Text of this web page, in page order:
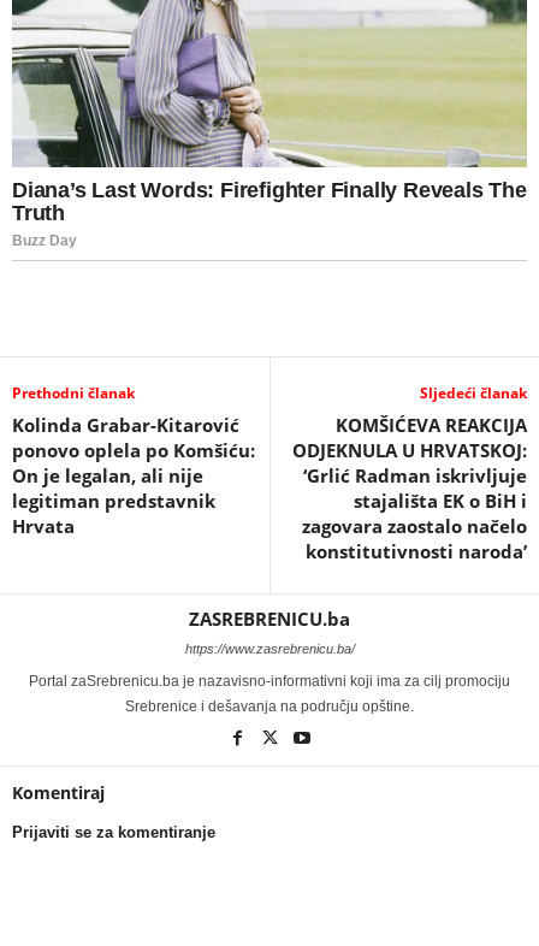
Prethodni članak
Kolinda Grabar-Kitarović
ponovo oplela po Komšiću:
On je legalan, ali nije
legitiman predstavnik
Hrvata
Sljedeći članak
KOMŠIĆEVA REAKCIJA
ODJEKNULA U HRVATSKOJ:
‘Grlić Radman iskrivljuje
stajališta EK o BiH i
zagovara zaostalo načelo
konstitutivnosti naroda’
ZASREBRENICU.ba
https://www.zasrebrenicu.ba/
Portal zaSrebrenicu.ba je nazavisno-informativni koji ima za cilj promociju
Srebrenice i dešavanja na području opštine.
Komentiraj
Prijaviti se za komentiranje